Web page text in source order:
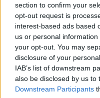
section to confirm your
opt-out request is
interest-based ads based
us or personal
your opt-out. You may
disclosure of your
IAB’s list of downstream
also be disclosed by us to
Downstream Participants
A kivitelezést
feladata a tető rendbetétele.